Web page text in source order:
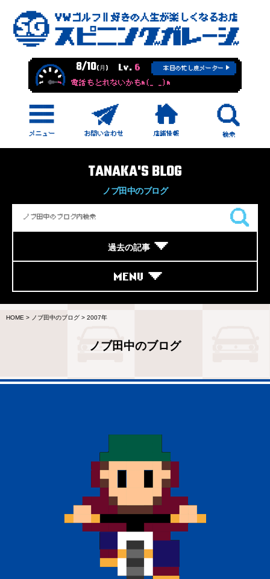
8/10(月) Lv. 6 本日の忙し度メーター
電話もとれないかもm(_ _)m
TANAKA'S BLOG
ノブ田中のブログ
過去の記事
MENU
HOME > ノブ田中のブログ > 2007年
ノブ田中のブログ